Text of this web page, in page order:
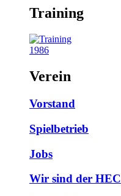
Training
1986
Verein
Vorstand
Spielbetrieb
Jobs
Wir sind der HEC